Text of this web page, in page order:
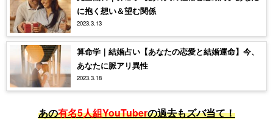
に抱く想い＆望む関係
2023.3.13
算命学｜結婚占い【あなたの恋愛と結婚運命】今、
あなたに脈アリ異性
2023.3.18
あの有名5人組YouTuberの過去もズバ当て！